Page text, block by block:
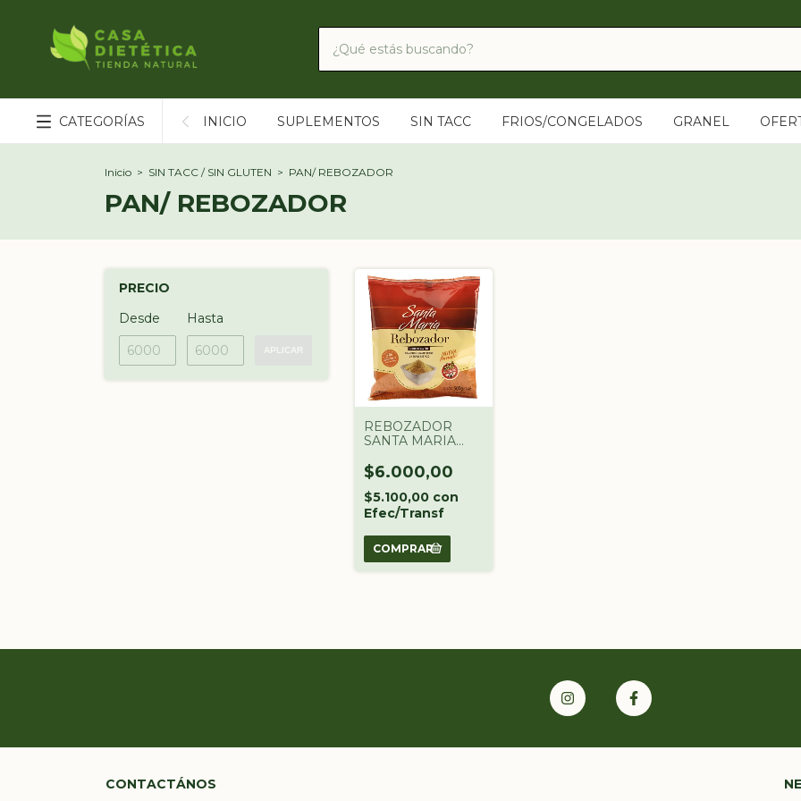
CATEGORÍAS INICIO SUPLEMENTOS SIN TACC FRIOS/CONGELADOS GRANEL
Inicio > SIN TACC / SIN GLUTEN > PAN/ REBOZADOR
PAN/ REBOZADOR
PRECIO
Desde
Hasta
APLICAR
REBOZADOR
SANTA MARIA
$6.000,00
$5.100,00 con
Efec/Transf
CONTACTÁNOS